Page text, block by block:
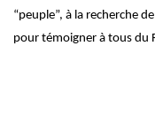
“peuple”, à la recherche
pour témoigner à tous du